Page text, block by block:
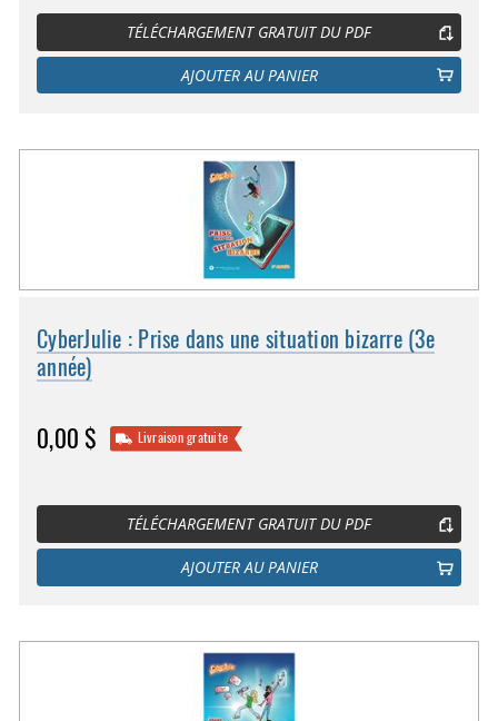
TÉLÉCHARGEMENT GRATUIT DU PDF
AJOUTER AU PANIER
CyberJulie : Prise dans une situation bizarre (3e
année)
0,00 $ Livraison gratuite
TÉLÉCHARGEMENT GRATUIT DU PDF
AJOUTER AU PANIER